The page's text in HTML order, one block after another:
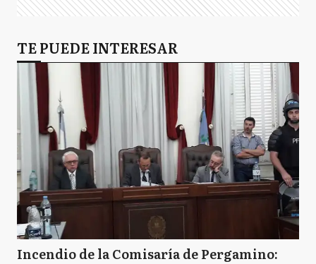
Q Quilmes
SI San Isidro
TE PUEDE INTERESAR
Incendio de la Comisaría de Pergamino: